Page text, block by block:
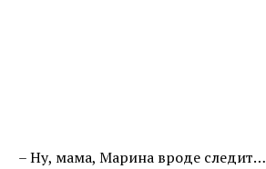
– Ну, мама, Марина вроде следит…